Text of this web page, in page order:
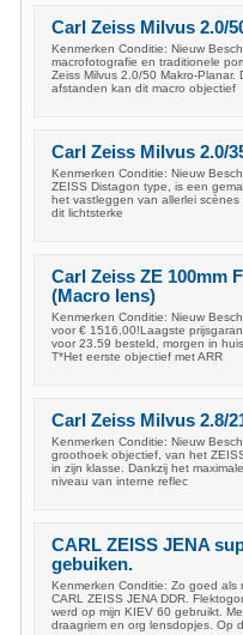
Carl Zeiss Milvus 2.0/
Kenmerken Conditie: Nieuw
macrofotografie en traditionele
Zeiss Milvus 2.0/50 Makro-
afstanden kan dit macro objectief
Carl Zeiss Milvus 2.0/
Kenmerken Conditie: Nieuw
ZEISS Distagon type, is een
het vastleggen van allerlei
dit lichtsterke
Carl Zeiss ZE 100mm
(Macro lens)
Kenmerken Conditie: Nieuw
voor € 1516,00!Laagste
voor 23.59 besteld, morgen in
T*Het eerste objectief met ARR
Carl Zeiss Milvus 2.8/
Kenmerken Conditie: Nieuw
groothoek objectief, van het
in zijn klasse. Dankzij het
niveau van interne reflec
CARL ZEISS JENA
gebuiken.
Kenmerken Conditie: Zo goed als
CARL ZEISS JENA DDR.
werd op mijn KIEV 60 gebruikt.
draagriem en org lensdopjes. Op